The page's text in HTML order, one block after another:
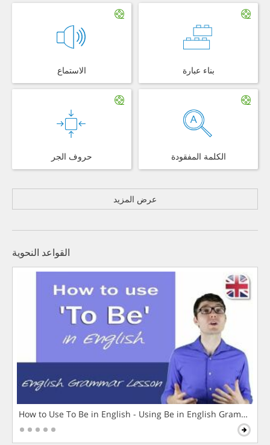
الاستماع بناء عبارة
حروف الجر الكلمة المفقودة
عرض المزيد
القواعد النحوية
How to Use To Be in English - Using Be in English Grammar